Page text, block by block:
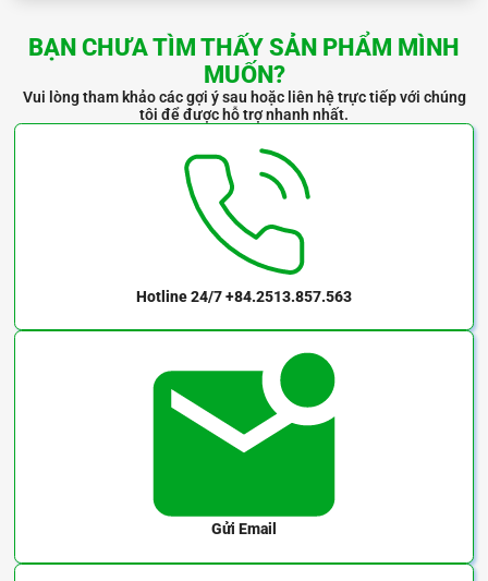
BẠN CHƯA TÌM THẤY SẢN PHẨM MÌNH
MUỐN?
Vui lòng tham khảo các gợi ý sau hoặc liên hệ trực tiếp với chúng
tôi để được hỗ trợ nhanh nhất.
Hotline 24/7+84.2513.857.563
Gửi Email